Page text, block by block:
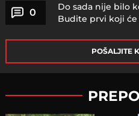
0
Do sada nije bilo
Budite prvi koji
POŠALJITE